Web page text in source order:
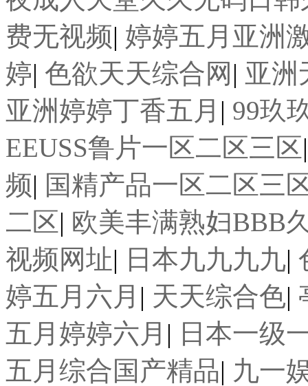
费无视频| 婷婷五月亚洲
婷| 色欲天天综合网 | 亚洲
亚洲婷婷丁香五月 | 99玖
EEUSS鲁片一区二区三区
频| 国精产品一区二区三
二区| 欧美丰满熟妇BBB
视频网址| 日本九九九九|
婷五月六月 | 天天综合色|
五月婷婷六月 | 日本一级
五月综合国产精品| 九一